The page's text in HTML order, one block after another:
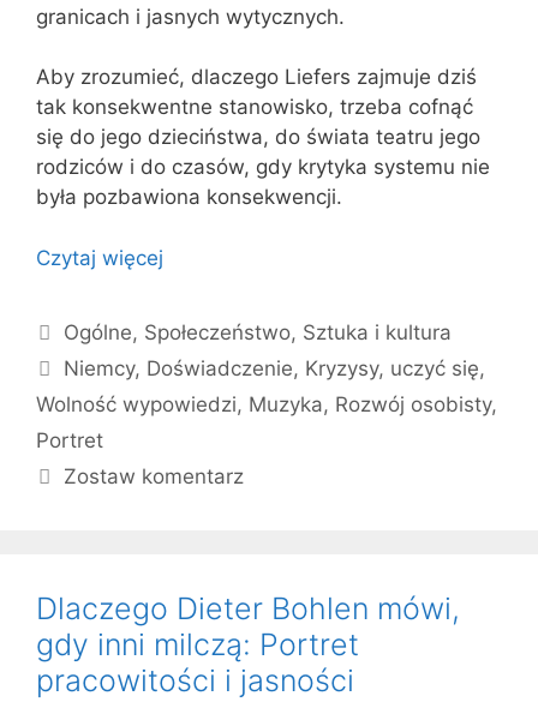
granicach i jasnych wytycznych.
Aby zrozumieć, dlaczego Liefers zajmuje dziś
tak konsekwentne stanowisko, trzeba cofnąć
się do jego dzieciństwa, do świata teatru jego
rodziców i do czasów, gdy krytyka systemu nie
była pozbawiona konsekwencji.
Czytaj więcej
Kategorie
Ogólne, Społeczeństwo, Sztuka i kultura
Tagi
Niemcy, Doświadczenie, Kryzysy, uczyć się,
Wolność wypowiedzi, Muzyka, Rozwój osobisty,
Portret
Zostaw komentarz
Dlaczego Dieter Bohlen mówi,
gdy inni milczą: Portret
pracowitości i jasności